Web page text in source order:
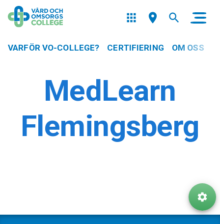
VARFÖR VO-COLLEGE? CERTIFIERING OM OSS
MedLearn
Flemingsberg